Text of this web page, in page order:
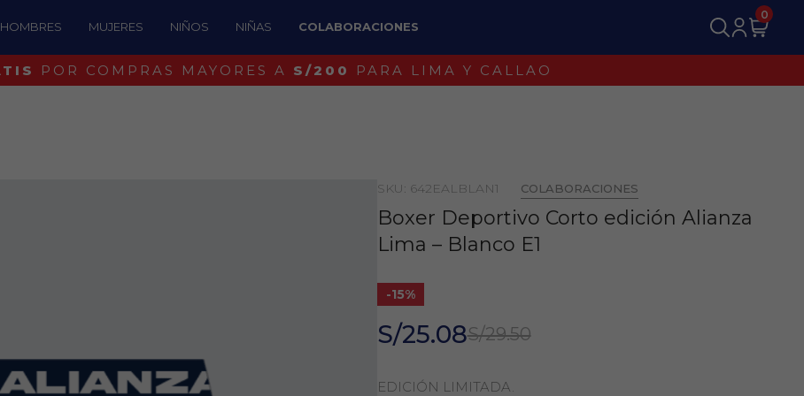
HOMBRES MUJERES NIÑOS NIÑAS COLABORACIONES
0
¡IDENTIFICA UN BOSTON ORIGINAL!
SKU: 642EALBLAN1 COLABORACIONES
Boxer Deportivo Corto edición Alianza
Lima – Blanco E1
-15%
S/25.08S/29.50
EDICIÓN LIMITADA.